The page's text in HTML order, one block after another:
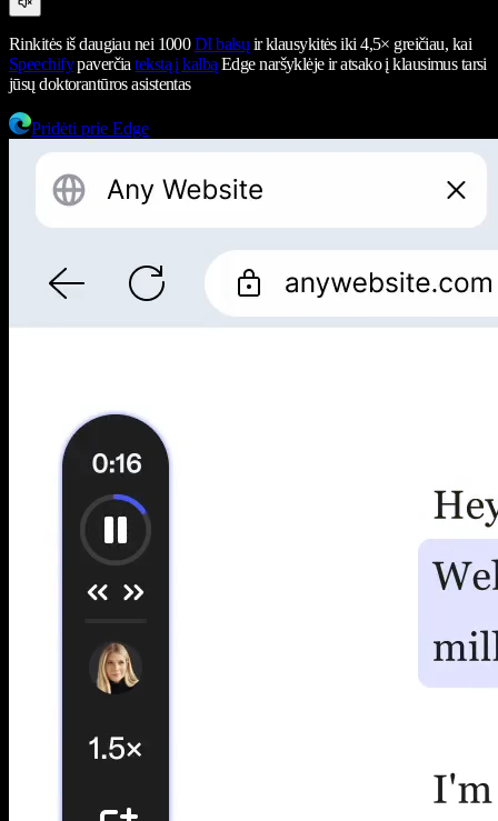
Rinkitės iš daugiau nei 1000DI balsų ir klausykitės iki 4,5× greičiau, kai
Speechifypaverčiatekstą į kalbą Edge naršyklėje ir atsako į klausimus tarsi
jūsų doktorantūros asistentas
Pridėti prie Edge